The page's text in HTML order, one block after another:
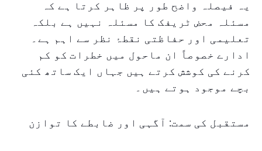
یہ فیصلہ واضح طور پر ظاہر کرتا ہے کہ
مسئلہ محض ٹریفک کا مسئلہ نہیں ہے بلکہ
تعلیمی اور حفاظتی نقطۂ نظر سے اہم ہے۔
ادارے خصوصاً ان ماحول میں خطرات کو کم
کرنے کی کوشش کرتے ہیں جہاں ایک ساتھ کئی
بچے موجود ہوتے ہیں۔
مستقبل کی سمت: آگہی اور ضابطے کا توازن